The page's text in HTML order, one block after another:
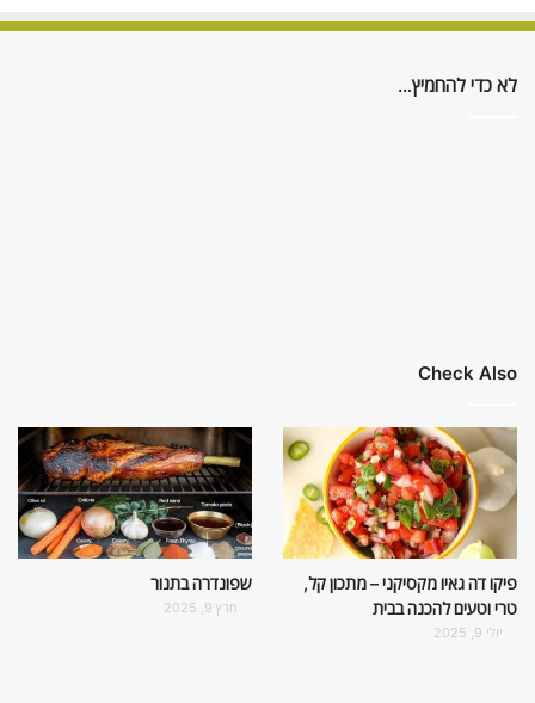
לא כדי להחמיץ…
Check Also
פיקו דה גאיו מקסיקני – מתכון קל,
טרי וטעים להכנה בבית
יולי 9, 2025
שפונדרה בתנור
מרץ 9, 2025